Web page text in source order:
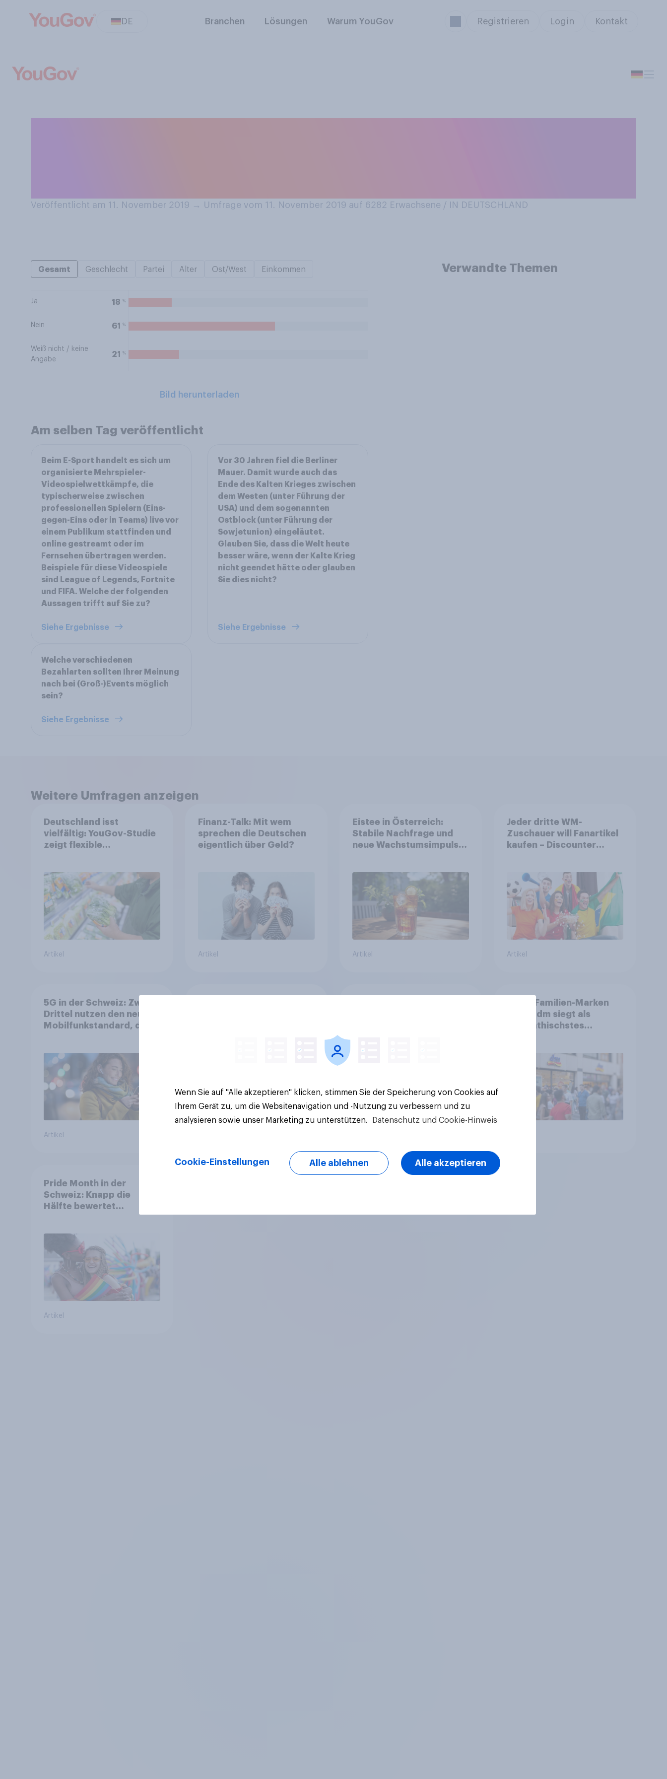
DE Branchen Lösungen Warum YouGov Registrieren Login Kontakt
Veröffentlicht am 11. November 2019 → Umfrage vom 11. November 2019 auf 6282 Erwachsene / IN DEUTSCHLAND
Gesamt Geschlecht Partei Alter Ost/West Einkommen
Ja 18 %
Nein 61 %
Weiß nicht / keine
Angabe
21 %
Bild herunterladen
Verwandte Themen
Am selben Tag veröffentlicht
Beim E-Sport handelt es sich um
organisierte Mehrspieler-
Videospielwettkämpfe, die
typischerweise zwischen
professionellen Spielern (Eins-
gegen-Eins oder in Teams) live vor
einem Publikum stattfinden und
online gestreamt oder im
Fernsehen übertragen werden.
Beispiele für diese Videospiele
sind League of Legends, Fortnite
und FIFA. Welche der folgenden
Aussagen trifft auf Sie zu?
Siehe Ergebnisse
Vor 30 Jahren fiel die Berliner
Mauer. Damit wurde auch das
Ende des Kalten Krieges zwischen
dem Westen (unter Führung der
USA) und dem sogenannten
Ostblock (unter Führung der
Sowjetunion) eingeläutet.
Glauben Sie, dass die Welt heute
besser wäre, wenn der Kalte Krieg
nicht geendet hätte oder glauben
Sie dies nicht?
Siehe Ergebnisse
Welche verschiedenen
Bezahlarten sollten Ihrer Meinung
nach bei (Groß-)Events möglich
sein?
Siehe Ergebnisse
Weitere Umfragen anzeigen
Deutschland isst
vielfältig: YouGov-Studie
zeigt flexible
Artikel
Finanz-Talk: Mit wem
sprechen die Deutschen
eigentlich über Geld?
Artikel
Eistee in Österreich:
Stabile Nachfrage und
neue Wachstumsimpulse
Artikel
Jeder dritte WM-
Zuschauer will Fanartikel
kaufen – Discounter
Artikel
5G in der Schweiz: Zwei
Drittel nutzen den neuen
Mobilfunkstandard, doch
Artikel
den FMCG-Sektor
Beste Familien-Marken
2026: dm siegt als
sympathischstes
Pride Month in der
Schweiz: Knapp die
Hälfte bewertet
bleibt umstritten
Artikel
Wenn Sie auf "Alle akzeptieren" klicken, stimmen Sie der Speicherung von Cookies auf
Ihrem Gerät zu, um die Websitenavigation und -Nutzung zu verbessern und zu
analysieren sowie unser Marketing zu unterstützen.
Datenschutz und Cookie-Hinweis
Cookie-Einstellungen Alle ablehnen Alle akzeptieren